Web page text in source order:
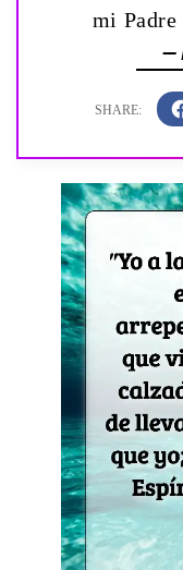
mi Padre
—